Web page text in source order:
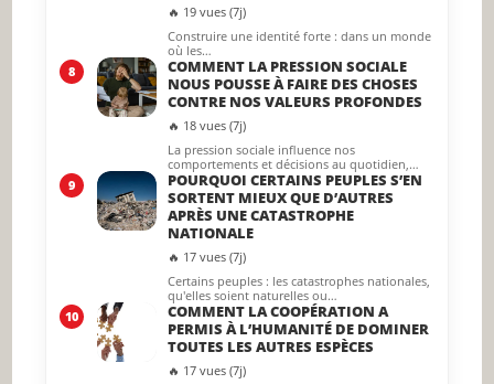
🔥 19 vues (7j)
Construire une identité forte : dans un monde
où les…
8
COMMENT LA PRESSION SOCIALE
NOUS POUSSE À FAIRE DES CHOSES
CONTRE NOS VALEURS PROFONDES
🔥 18 vues (7j)
La pression sociale influence nos
comportements et décisions au quotidien,…
9
POURQUOI CERTAINS PEUPLES S’EN
SORTENT MIEUX QUE D’AUTRES
APRÈS UNE CATASTROPHE
NATIONALE
🔥 17 vues (7j)
Certains peuples : les catastrophes nationales,
qu'elles soient naturelles ou…
10
COMMENT LA COOPÉRATION A
PERMIS À L’HUMANITÉ DE DOMINER
TOUTES LES AUTRES ESPÈCES
🔥 17 vues (7j)